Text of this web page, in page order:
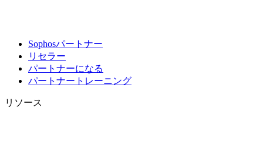
Sophosパートナー
リセラー
パートナーになる
パートナートレーニング
リソース